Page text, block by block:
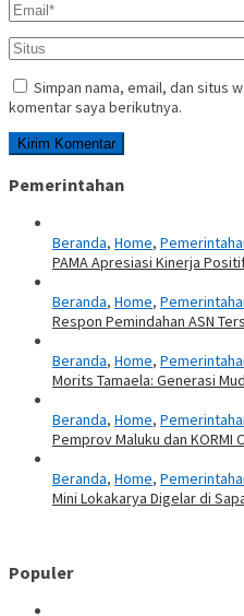
Simpan nama, email, dan situs
komentar saya berikutnya.
Pemerintahan
Beranda, Home,
PAMA Apresiasi Kinerja
Beranda, Home,
Respon Pemindahan ASN
Beranda, Home,
Morits Tamaela: Generasi
Beranda, Home,
Pemprov Maluku dan KORMI
Beranda, Home,
Mini Lokakarya Digelar di
Populer